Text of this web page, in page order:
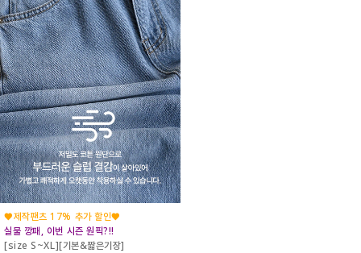
♥제작팬츠 17% 추가 할인♥
실물 깡패, 이번 시즌 원픽?!!
[size S~XL][기본&짧은기장]